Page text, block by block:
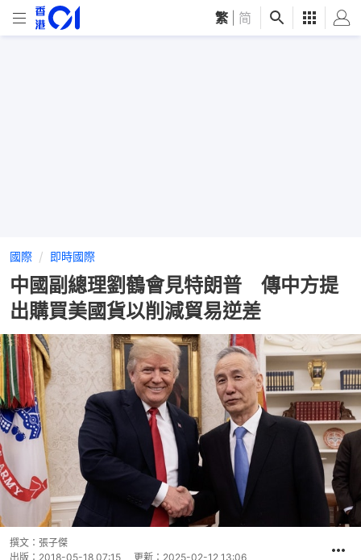
繁 简
國際 即時國際
中國副總理劉鶴會見特朗普 傳中方提
出購買美國貨以削減貿易逆差
撰文： 張子傑
出版： 2018-05-18 07:15 更新： 2025-02-12 13:06